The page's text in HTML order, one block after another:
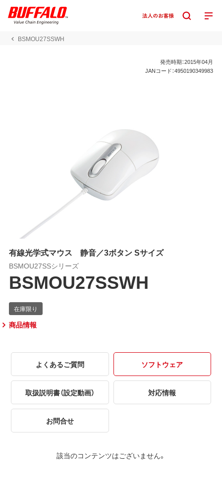
BSMOU27SSWH
発売時期：2015年04月
JANコード：4950190349983
有線光学式マウス 静音／3ボタン Sサイズ
BSMOU27SSシリーズ
BSMOU27SSWH
商品情報
よくあるご質問 ソフトウェア
取扱説明書（設定動画） 対応情報
お問合せ
該当のコンテンツはございません。